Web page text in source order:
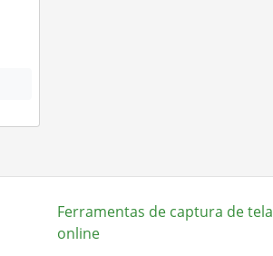
Ferramentas de captura de tela
online